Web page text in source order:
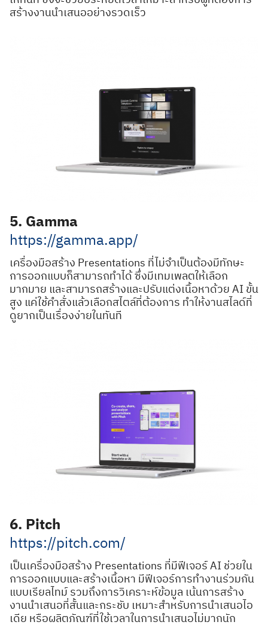
Search
for:
Search
สร้างงานนำเสนออย่างรวดเร็ว
5. Gamma
https://gamma.app/
เครื่องมือสร้าง Presentations ที่ไม่จำเป็นต้องมีทักษะ
การออกแบบก็สามารถทำได้ ซึ่งมีเทมเพลตให้เลือก
มากมาย และสามารถสร้างและปรับแต่งเนื้อหาด้วย AI ขั้น
สูง แค่ใช้คำสั่งแล้วเลือกสไตล์ที่ต้องการ ทำให้งานสไลด์ที่
ดูยากเป็นเรื่องง่ายในทันที
6. Pitch
https://pitch.com/
เป็นเครื่องมือสร้าง Presentations ที่มีฟีเจอร์ AI ช่วยใน
การออกแบบและสร้างเนื้อหา มีฟีเจอร์การทำงานร่วมกัน
แบบเรียลไทม์ รวมถึงการวิเคราะห์ข้อมูล เน้นการสร้าง
งานนำเสนอที่สั้นและกระชับ เหมาะสำหรับการนำเสนอไอ
เดีย หรือผลิตภัณฑ์ที่ใช้เวลาในการนำเสนอไม่มากนัก